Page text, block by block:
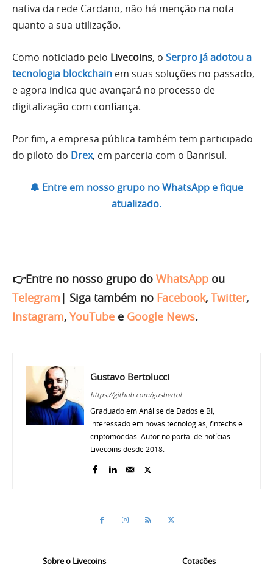
nativa da rede Cardano, não há menção na nota
quanto a sua utilização.
Como noticiado pelo Livecoins, o Serpro já adotou a
tecnologia blockchain em suas soluções no passado,
e agora indica que avançará no processo de
digitalização com confiança.
Por fim, a empresa pública também tem participado
do piloto do Drex, em parceria com o Banrisul.
🔔 Entre em nosso grupo no WhatsApp e fique
atualizado.
👉Entre no nosso grupo do WhatsApp ou
Telegram | Siga também no Facebook, Twitter,
Instagram, YouTube e Google News.
Gustavo Bertolucci
https://github.com/gusbertol
Graduado em Análise de Dados e BI,
interessado em novas tecnologias, fintechs e
criptomoedas. Autor no portal de notícias
Livecoins desde 2018.
Sobre o Livecoins Cotações